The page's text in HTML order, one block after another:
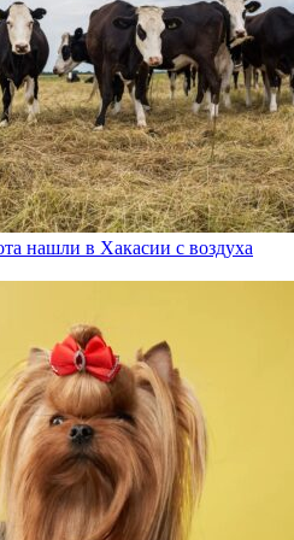
нашли в Хакасии с воздуха